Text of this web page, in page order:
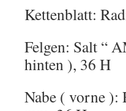
Kettenblatt:
Felgen: Salt “
hinten ), 36 H
Nabe ( vorne ):